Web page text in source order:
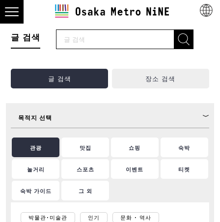
글 검색
글 검색 장소 검색
목적지 선택
관광 맛집 쇼핑 숙박
놀거리 스포츠 이벤트 티켓
숙박 가이드 그 외
박물관･미술관 인기 문화 ･ 역사